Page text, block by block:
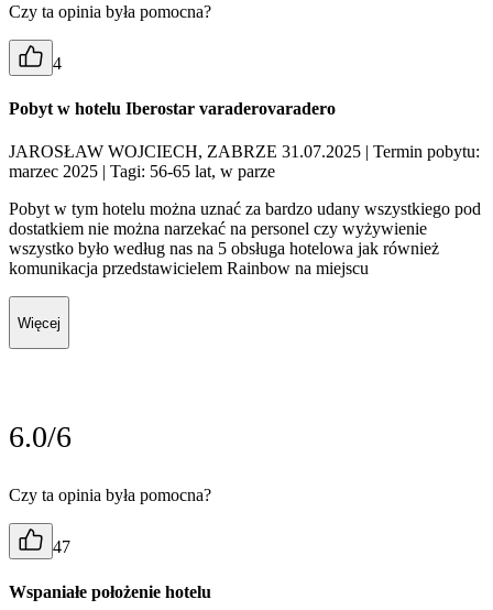
Czy ta opinia była pomocna?
4
Pobyt w hotelu Iberostar varaderovaradero
JAROSŁAW WOJCIECH, ZABRZE 31.07.2025 | Termin pobytu:
marzec 2025 | Tagi: 56-65 lat, w parze
Pobyt w tym hotelu można uznać za bardzo udany wszystkiego pod
dostatkiem nie można narzekać na personel czy wyżywienie
wszystko było według nas na 5 obsługa hotelowa jak również
komunikacja przedstawicielem Rainbow na miejscu
Więcej
6.0/6
Czy ta opinia była pomocna?
47
Wspaniałe położenie hotelu